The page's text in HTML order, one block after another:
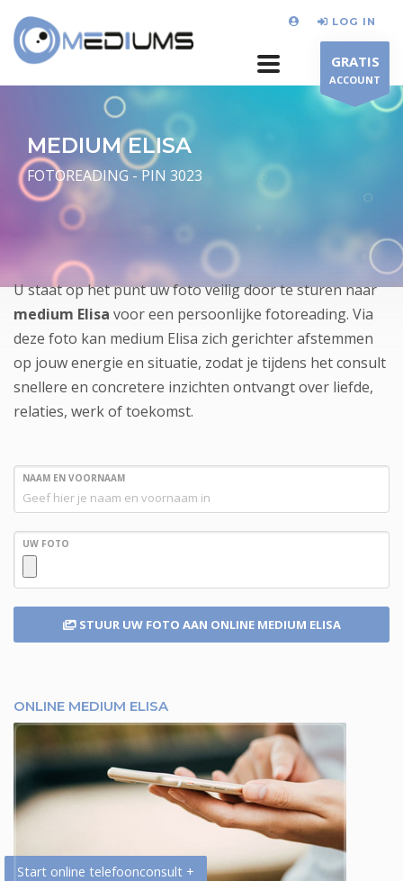
LOG IN
GRATIS
ACCOUNT
MEDIUM ELISA
FOTOREADING - PIN 3023
U staat op het punt uw foto veilig door te sturen naar
medium Elisa voor een persoonlijke fotoreading. Via
deze foto kan medium Elisa zich gerichter afstemmen
op jouw energie en situatie, zodat je tijdens het consult
snellere en concretere inzichten ontvangt over liefde,
relaties, werk of toekomst.
NAAM EN VOORNAAM
UW FOTO
STUUR UW FOTO AAN ONLINE MEDIUM ELISA
ONLINE MEDIUM ELISA
Start online telefoonconsult +